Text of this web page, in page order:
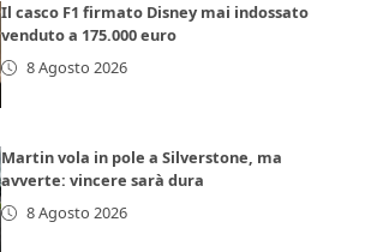
Il casco F1 firmato Disney mai indossato
venduto a 175.000 euro
8 Agosto 2026
Martin vola in pole a Silverstone, ma
avverte: vincere sarà dura
8 Agosto 2026